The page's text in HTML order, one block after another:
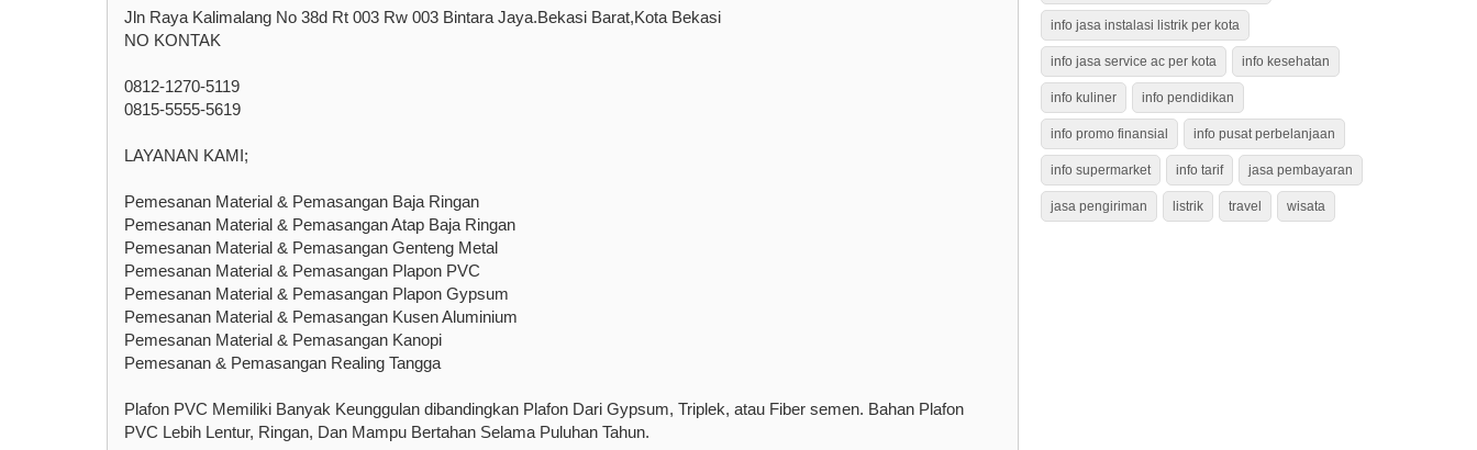
Jln Raya Kalimalang No 38d Rt 003 Rw 003 Bintara Jaya.Bekasi Barat,Kota Bekasi
NO KONTAK
0812-1270-5119
0815-5555-5619
LAYANAN KAMI;
Pemesanan Material & Pemasangan Baja Ringan
Pemesanan Material & Pemasangan Atap Baja Ringan
Pemesanan Material & Pemasangan Genteng Metal
Pemesanan Material & Pemasangan Plapon PVC
Pemesanan Material & Pemasangan Plapon Gypsum
Pemesanan Material & Pemasangan Kusen Aluminium
Pemesanan Material & Pemasangan Kanopi
Pemesanan & Pemasangan Realing Tangga
Plafon PVC Memiliki Banyak Keunggulan dibandingkan Plafon Dari Gypsum, Triplek, atau Fiber semen. Bahan Plafon
PVC Lebih Lentur, Ringan, Dan Mampu Bertahan Selama Puluhan Tahun.
info jasa instalasi listrik per kota
info jasa service ac per kota info kesehatan
info kuliner info pendidikan
info promo finansial info pusat perbelanjaan
info supermarket info tarif jasa pembayaran
jasa pengiriman listrik travel wisata